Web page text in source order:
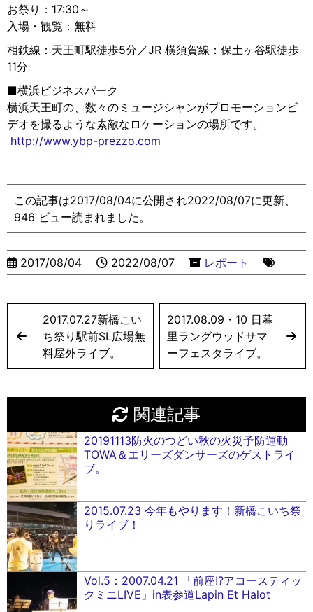
お祭り：17:30～
入場・観覧：無料
相鉄線：天王町駅徒歩5分／JR 横須賀線：保土ヶ谷駅徒歩
11分
■横浜ビジネスパーク
横浜天王町の、数々のミュージシャンがプロモーションビ
デオを撮るような素敵なロケーションの場所です。
http://www.ybp-prezzo.com
この記事は2017/08/04に公開され2022/08/07に更新、
946 ビュー読まれました。
2017/08/04 2022/08/07 レポート
2017.07.27新橋こい
ち祭り駅前SL広場無
料屋外ライブ。
2017.08.09・10 日暮
里ラングウッドサマ
ーフェスタライブ。
関連記事
20191113防火のつどい秋の火災予防運動
TOWA＆エリーズダンサーズのゲストライ
ブ。
2015.07.23 今年もやります！新橋こいち祭
りライブ！
Vol.5：2007.04.21 「前座!?アコースティッ
クミニLIVE」in表参道Lapin Et Halot